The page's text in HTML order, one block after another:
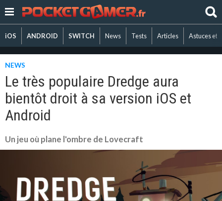
iOS ANDROID SWITCH News Tests Articles Astuces et
NEWS
Le très populaire Dredge aura
bientôt droit à sa version iOS et
Android
Un jeu où plane l'ombre de Lovecraft